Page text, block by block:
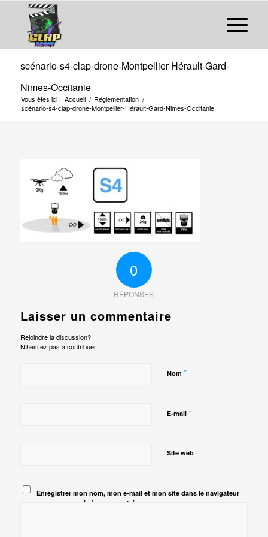
scénario-s4-clap-drone-Montpellier-Hérault-Gard-
Nimes-Occitanie
Vous êtes ici : Accueil / Réglementation /
scénario-s4-clap-drone-Montpellier-Hérault-Gard-Nimes-Occitanie
0
RÉPONSES
Laisser un commentaire
Rejoindre la discussion?
N’hésitez pas à contribuer !
Nom *
E-mail *
Site web
Enregistrer mon nom, mon e-mail et mon site dans le navigateur
pour mon prochain commentaire.